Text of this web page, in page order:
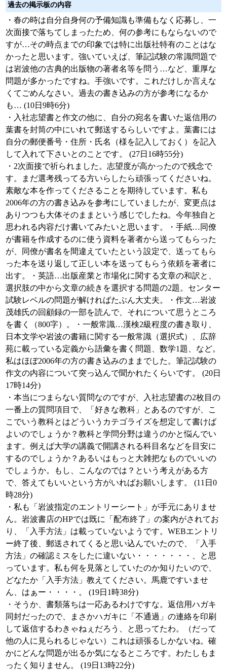
過去の掲示板の内容
・春の時は自分自身何の予備知識も準備もなく応募し、一
次面接で落ちてしまったため、何の参考にもならないので
すが…その時点までの印象では特に出版社特有のことはな
かったと思います。強いていえば、筆記試験の常識問題で
は岩波他の古典的出版物の著者名等を問う…など、重厚な
問題が多かったですね。手強いです。これだけしか言えな
くてごめんなさい。過去の書き込みの方が参考になるか
も… (10日9時6分)
・入社志望書と作文の他に、自分の宛名を書いた返信用の
葉書を封筒の中にいれて郵送するらしいですよ。葉書には
自分の郵便番号・住所・氏名（様を記入しておく）を記入
して入れて下さいとのことです。 (27日16時55分)
・2次面接で祈られました。志望度が高かったので残念で
す。まだ選考残ってる方いらしたら頑張ってくださいね。
素敵な本を作ってくださることを期待しています。私も
2006年の方の書き込みを参考にしていましたが、変更点は
ありつつも大体そのままという感じでしたね。今年独自と
思われる内容だけ書いてみたいと思います。・手紙…同僚
が書籍を作成するのに使う資料を著者から送ってもらった
が、同僚が書名を間違えていたという設定で、送ってもら
った本を送り返して正しい本を送ってもらう依頼を著者に
出す。・英語…出版産業と市場化に関する文章の和訳と、
選択肢の中から文章の続きを選択する問題の2題。センター
試験レベルの問題が解ければたぶん大丈夫。・作文…岩波
茂雄氏の回顧録の一部を読んで、それについて思うところ
を書く（800字）。・一般常識…漢検2級程度の書き取り、
日本文学や岩波の書籍に関する一般常識（選択式）、広辞
苑に載っている定義から語彙を書く問題、数学1題、など。
私はほぼ2006年の方の書き込みのままでした。筆記試験の
作文の内容について突っ込んで聞かれたくらいです。 (20日
17時14分)
・本当につまらない質問なのですが、入社志望書の2枚目の
一番上の質問項目で、「好きな教科」とあるのですが、こ
こでいう教科とはどういうカテゴライズを想定して書けば
よいのでしょうか？教科と学問分野は違うのかと悩んでい
ます。例えば大学の講義で開講される科目名などを目安に
するのでしょうか？あるいはもっと大雑把なものでいいの
でしょうか。もし、こんなのでは？という考えがある方
で、答えてもいいという方がいればお願いします。 (11日0
時28分)
・私も「岩波指定のエントリーシート」が手元にありませ
ん。岩波書店のHPでは既に「配布終了」の案内がされてお
り、「入手方法」は載っていないようです。WEBエントリ
ー終了後、郵送されてくると思い込んでいたので、「入手
方法」の確認ミスをしたに違いない・・・・・・・、と思
っています。私も何を見落としていたのか知りたいので、
どなたか「入手方法」教えてください。馬鹿ですいませ
ん、はぁー・・・・。 (19日1時38分)
・そうか、書類落ちは一応あるわけですな。返信用ハガキ
同封だったので、まさかハガキに「不通過」の連絡を印刷
して返信するわきゃねぇだろう、と思ってたわ。（だって
他の人に見られるじゃない）これは頑張るしかないね。確
かにどんな問題が出るか気になるところです。わたしもま
ったく知りません。 (19日13時22分)